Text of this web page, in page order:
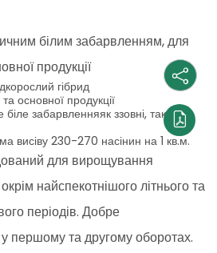
білим забарвленням, для
продукції
гібрид
основної продукції
забарвленняяк ззовні, так і
висіву 230-270 насінин на 1 кв.м.
для вирощування
найспекотнішого літнього та
періодів. Добре
першому та другому оборотах.